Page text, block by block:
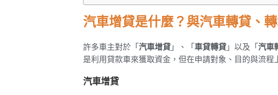
汽車增貸是什麼？與汽車轉貸、
許多車主對於「 汽車增貸」、「 車貸轉貸」以及「 汽車
是利用貸款車來獲取資金，但在申請對象、目的與流程
汽車增貸